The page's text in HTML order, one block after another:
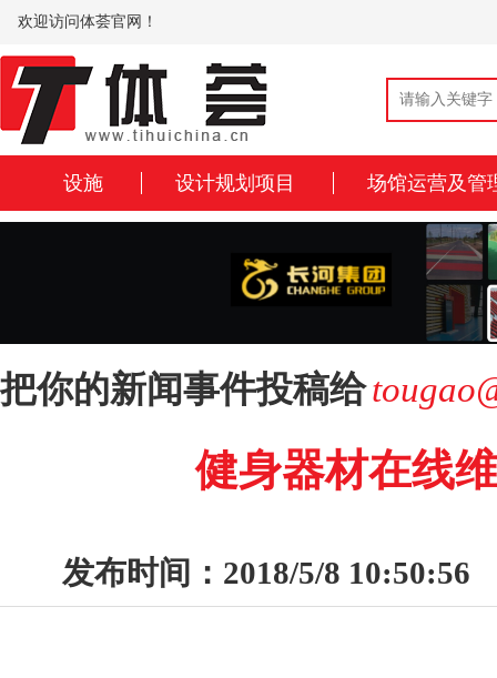
欢迎访问体荟官网！
设施 设计规划项目 场馆运营及管
把你的新闻事件投稿给
健身器材在线
发布时间：2018/5/8 10:50:56